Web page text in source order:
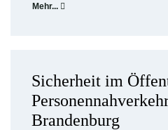
Mehr...
Sicherheit im
Brandenburg